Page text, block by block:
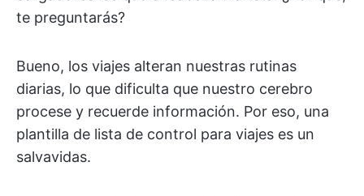
te preguntarás?
Bueno, los viajes alteran nuestras rutinas
diarias, lo que dificulta que nuestro cerebro
procese y recuerde información. Por eso, una
plantilla de lista de control para viajes es un
salvavidas.